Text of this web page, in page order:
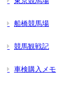
船橋競馬場
競馬観戦記
車検購入メモ